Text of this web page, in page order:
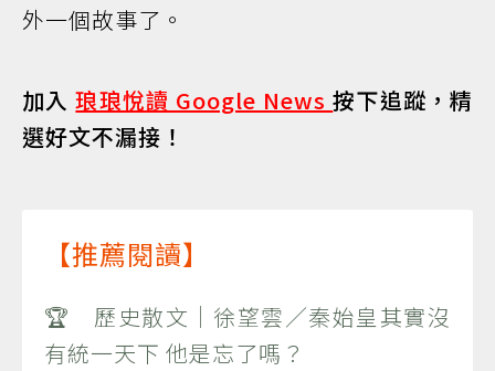
外一個故事了。
加入琅琅悅讀 Google News按下追蹤，精
選好文不漏接！
【推薦閱讀】
🏆 歷史散文｜徐望雲／秦始皇其實沒
有統一天下 他是忘了嗎？